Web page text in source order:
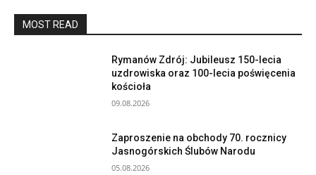
MOST READ
Rymanów Zdrój: Jubileusz 150-lecia
uzdrowiska oraz 100-lecia poświęcenia
kościoła
09.08.2026
Zaproszenie na obchody 70. rocznicy
Jasnogórskich Ślubów Narodu
05.08.2026